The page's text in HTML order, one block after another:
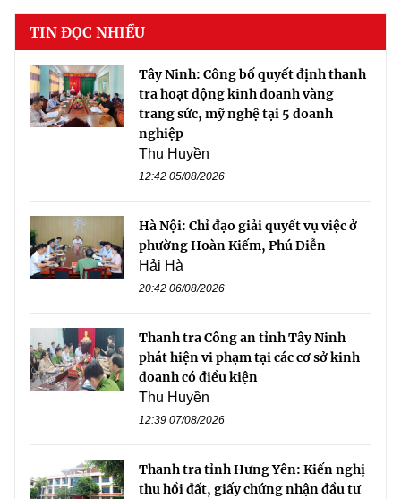
TIN ĐỌC NHIỀU
Tây Ninh: Công bố quyết định thanh
tra hoạt động kinh doanh vàng
trang sức, mỹ nghệ tại 5 doanh
nghiệp
Thu Huyền
12:42 05/08/2026
Hà Nội: Chỉ đạo giải quyết vụ việc ở
phường Hoàn Kiếm, Phú Diễn
Hải Hà
20:42 06/08/2026
Thanh tra Công an tỉnh Tây Ninh
phát hiện vi phạm tại các cơ sở kinh
doanh có điều kiện
Thu Huyền
12:39 07/08/2026
Thanh tra tỉnh Hưng Yên: Kiến nghị
thu hồi đất, giấy chứng nhận đầu tư